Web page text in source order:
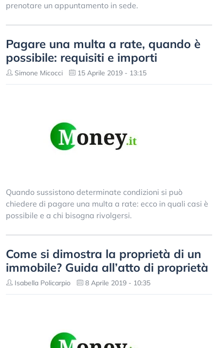
prenotare un appuntamento in sede.
Pagare una multa a rate, quando è
possibile: requisiti e importi
Simone Micocci 15 Aprile 2019 - 13:15
Quando sussistono determinate condizioni si può
chiedere di pagare una multa a rate: ecco in quali casi è
possibile e a chi bisogna rivolgersi.
Come si dimostra la proprietà di un
immobile? Guida all’atto di proprietà
Isabella Policarpio 8 Aprile 2019 - 10:35